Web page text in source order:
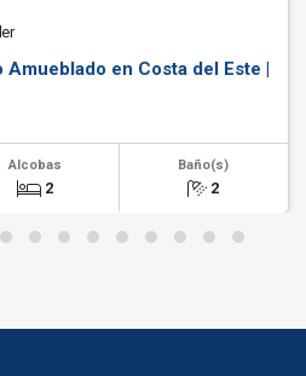
en Costa del Este |
Alcobas
2
Baño(s)
2